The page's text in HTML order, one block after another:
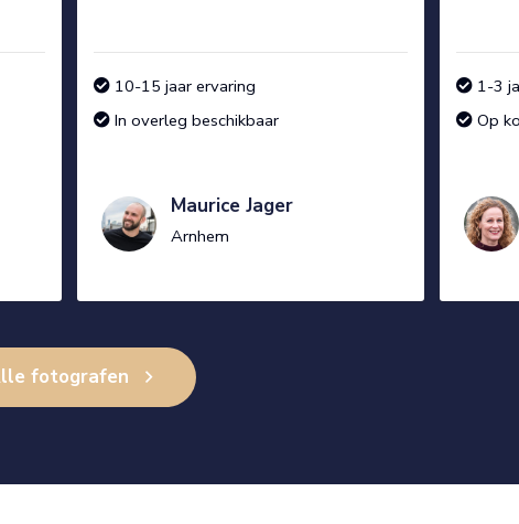
10-15 jaar ervaring
In overleg beschikbaar
Maurice Jager
Arnhem
1-3
Op
fotografen